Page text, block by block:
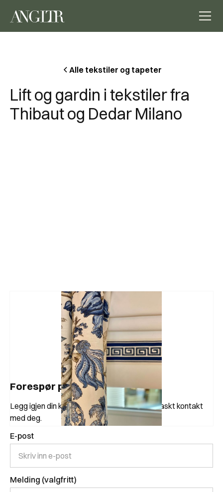
Alle tekstiler og tapeter
Lift og gardin i tekstiler fra
Thibaut og Dedar Milano
Forespør produkt
Legg igjen din kontaktinformasjon, så tar vi raskt kontakt
med deg.
E-post
Melding (valgfritt)